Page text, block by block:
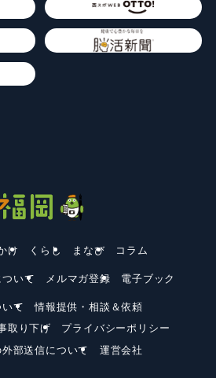
け くらし まなび コラム
いて メルマガ登録 電子ブック
て
情報提供・相談＆依頼
取り下げ
プライバシーポリシー
部送信について
運営会社